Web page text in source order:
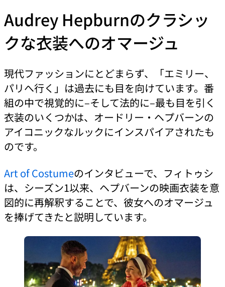
Audrey Hepburnのクラシッ
クな衣装へのオマージュ
現代ファッションにとどまらず、「エミリー、
パリへ行く」は過去にも目を向けています。番
組の中で視覚的に–そして法的に–最も目を引く
衣装のいくつかは、オードリー・ヘプバーンの
アイコニックなルックにインスパイアされたも
のです。
Art of Costumeのインタビューで、フィトゥシ
は、シーズン1以来、ヘプバーンの映画衣装を意
図的に再解釈することで、彼女へのオマージュ
を捧げてきたと説明しています。